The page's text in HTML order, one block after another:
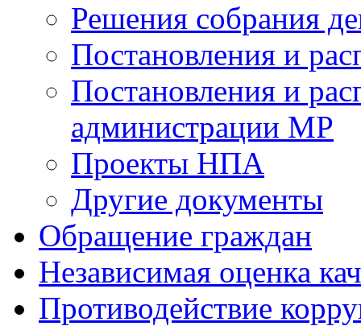
Решения собрания
Постановления и
Постановления и
администрации МР
Проекты НПА
Другие документы
Обращение граждан
Независимая оценка
Противодействие